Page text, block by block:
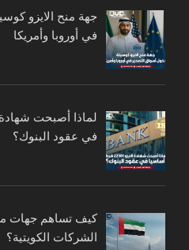
جهة منح الايزو
في أوروبا وأمريكا
في عقود البنوك؟
كيف تساهم جهات
الشركات الكويتية؟